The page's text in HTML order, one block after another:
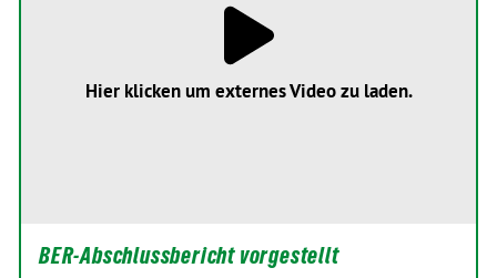
BER-Abschlussbericht vorgestellt
Hier klicken um externes Video zu laden.